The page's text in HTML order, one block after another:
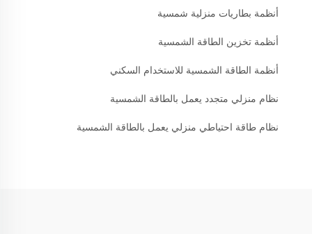
أنظمة بطاريات منزلية شمسية
أنظمة تخزين الطاقة الشمسية
أنظمة الطاقة الشمسية للاستخدام السكني
نظام منزلي متجدد يعمل بالطاقة الشمسية
نظام طاقة احتياطي منزلي يعمل بالطاقة الشمسية